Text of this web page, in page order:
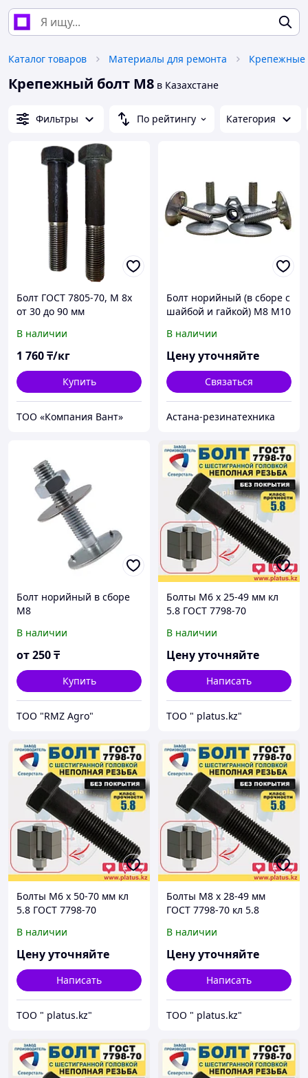
Каталог товаров Материалы для ремонта Крепежные
Крепежный болт М8 в Казахстане
Фильтры По рейтингу Категория
Болт ГОСТ 7805-70, М 8х
от 30 до 90 мм
В наличии
1 760₸/кг
Купить
ТОО «Компания Вант»
Болт норийный (в сборе с
шайбой и гайкой) М8 М10
В наличии
Цену уточняйте
Связаться
Астана-резинатехника
Болт норийный в сборе
М8
В наличии
от250₸
Купить
ТОО "RMZ Agro"
Болты М6 х 25-49 мм кл
5.8 ГОСТ 7798-70
покрытия)
В наличии
Цену уточняйте
Написать
ТОО " platus.kz"
Болты М6 х 50-70 мм кл
5.8 ГОСТ 7798-70
покрытия)
В наличии
Цену уточняйте
Написать
ТОО " platus.kz"
Болты М8 х 28-49 мм
ГОСТ 7798-70 кл 5.8
покрытия)
В наличии
Цену уточняйте
Написать
ТОО " platus.kz"